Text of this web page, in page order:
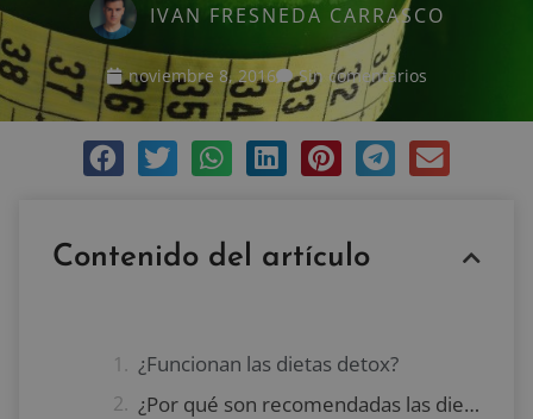
IVAN FRESNEDA CARRASCO
noviembre 8, 2016 Sin comentarios
Contenido del artículo
¿Funcionan las dietas detox?
¿Por qué son recomendadas las dietas detox?